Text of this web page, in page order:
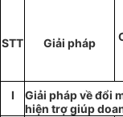
STT Giải pháp
I
Giải pháp về đổi
hiện trợ giúp